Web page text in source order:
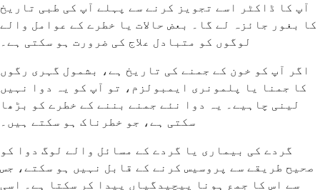
آپ کا ڈاکٹر اسے تجویز کرنے سے پہلے آپ کی طبی تاریخ
کا بغور جائزہ لے گا۔ بعض حالات یا خطرے کے عوامل والے
لوگوں کو متبادل علاج کی ضرورت ہو سکتی ہے۔
اگر آپ کو خون کے جمنے کی تاریخ ہے، بشمول گہری رگوں
کا جمنا یا پلمونری ایمبولزم، تو آپ کو یہ دوا نہیں
لینی چاہیے۔ یہ دوا نئے جمنے بننے کے خطرے کو بڑھا
سکتی ہے، جو خطرناک ہو سکتے ہیں۔
گردے کی بیماری یا گردے کے مسائل والے لوگ دوا کو
صحیح طریقے سے پروسیس کرنے کے قابل نہیں ہو سکتے، جس
سے اس کا جمع ہونا پیچیدگیاں پیدا کر سکتا ہے۔ اسی